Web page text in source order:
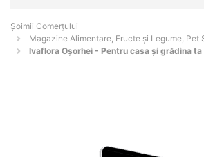
Șoimii Comerțului
Magazine Alimentare, Fructe și Legume, Pet
Ivaflora Oșorhei - Pentru casa și grădina ta